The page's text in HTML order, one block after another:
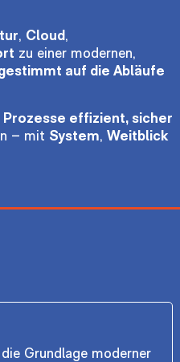
, Cloud,
zu einer modernen,
auf die Abläufe
Prozesse effizient, sicher
– mit System, Weitblick
Grundlage moderner